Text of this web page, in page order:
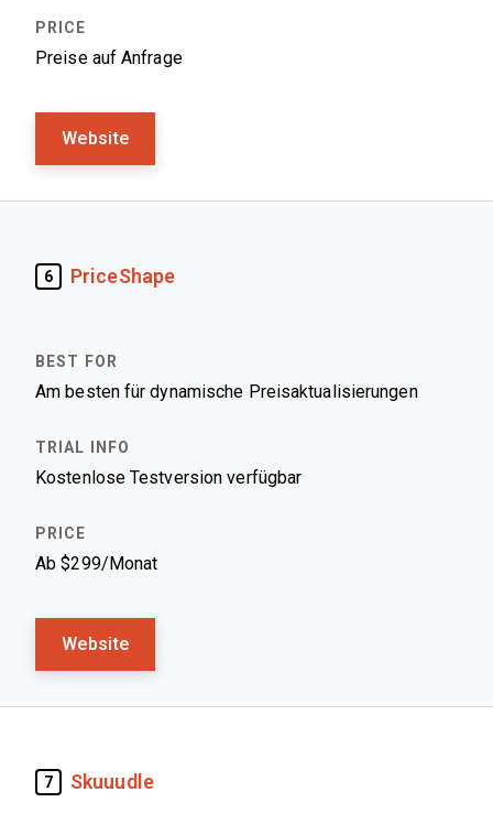
Preise auf Anfrage
Website
6 PriceShape
Am besten für dynamische Preisaktualisierungen
Kostenlose Testversion verfügbar
Ab $299/Monat
Website
7 Skuuudle